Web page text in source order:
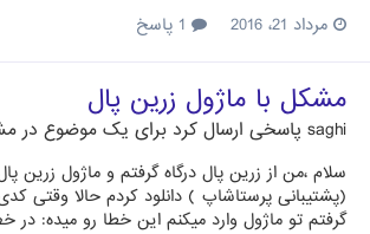
مرداد 21، 2016
مشکل با ماژول زرین پال
saghi پاسخی ارسال کرد برای یک موضوع در
سلام ،من از زرین پال درگاه گرفتم و ماژول زرین
(پشتیبانی پرستاشاپ ) دانلود کردم حالا وقتی
گرفتم تو ماژول وارد میکنم این خطا رو میده: در خط 62 در